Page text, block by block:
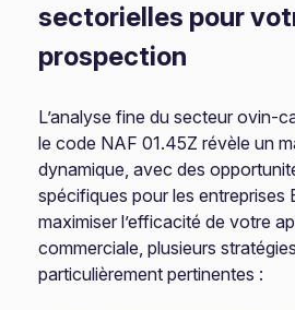
sectorielles pour
prospection
L’analyse fine du secteur ovin-
le code NAF 01.45Z révèle un
dynamique, avec des
spécifiques pour les entreprises
maximiser l’efficacité de votre
commerciale, plusieurs
particulièrement pertinentes :